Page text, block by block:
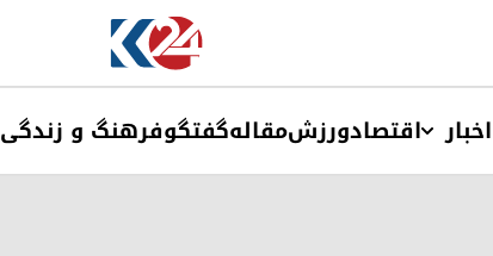
اخبار اقتصادورزشمقالهگفتگوفرهنگ و زندگی